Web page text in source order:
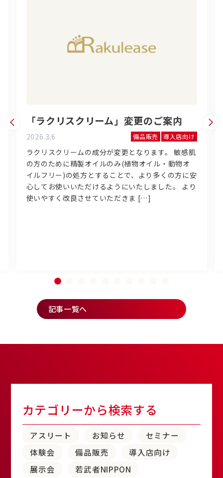
「ラクリスクリーム」変更のご案内
2026.3.6 備品販売 導入店向け
ラクリスクリームの成分が変更となります。 敏感肌
の方のために精製オイルのみ(植物オイル・動物オ
イルフリー)の処方とすることで、より多くの方に安
心してお使いいただけるようにいたしました。 より
使いやすく改良させていただきま […]
記事一覧へ
カテゴリーから検索する
アスリート お知らせ
セミナー
体験会
備品販売
導入店向け
展示会
若武者NIPPON